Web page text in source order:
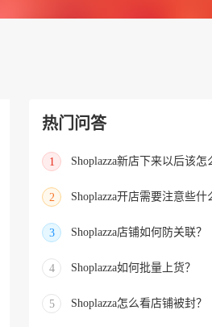
热门问答
1 Shoplazza新店下来以后该怎
2 Shoplazza开店需要注意些什
3 Shoplazza店铺如何防关联？
4 Shoplazza如何批量上货？
5 Shoplazza怎么看店铺被封？